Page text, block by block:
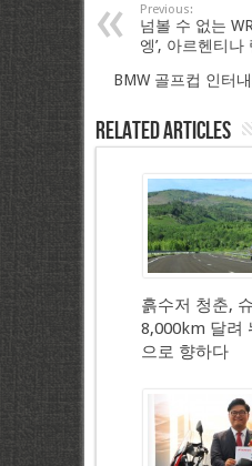
Previous:
넘볼 수 없는
엥’, 아르헨티
BMW 골프컵 인터
Related Articles
흙수저 청춘,
8,000km 달려
으로 향하다